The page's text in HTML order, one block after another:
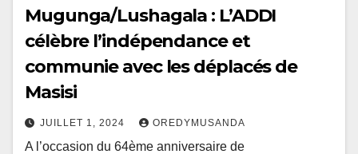
Mugunga/Lushagala : L’ADDI
célèbre l’indépendance et
communie avec les déplacés de
Masisi
JUILLET 1, 2024 OREDYMUSANDA
A l’occasion du 64ème anniversaire de